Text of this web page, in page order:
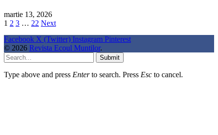
martie 13, 2026
1 2 3 … 22 Next
Facebook X (Twitter) Instagram Pinterest
© 2026 Revista Ecoul Muntilor.
Submit
Type above and press Enterto search. Press Esc to cancel.